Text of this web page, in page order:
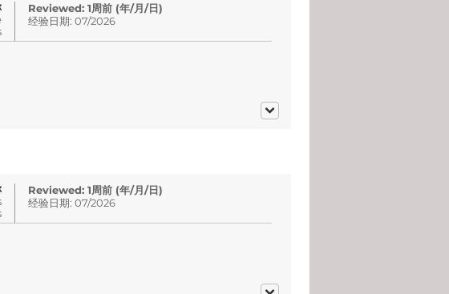
Reviewed: 1周前 (年/月/日)
经验日期: 07/2026
Reviewed: 1周前 (年/月/日)
经验日期: 07/2026